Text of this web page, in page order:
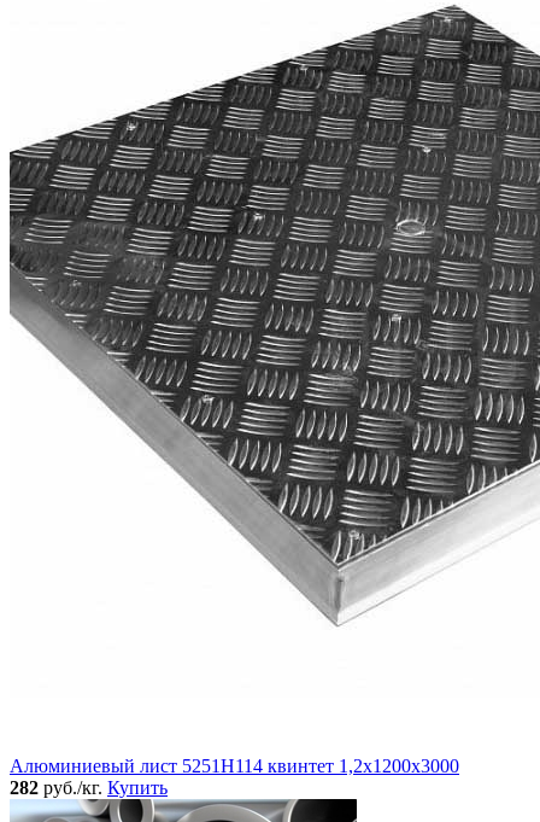
Алюминиевый лист 5251Н114 квинтет 1,2х1200х3000
282 руб./кг. Купить